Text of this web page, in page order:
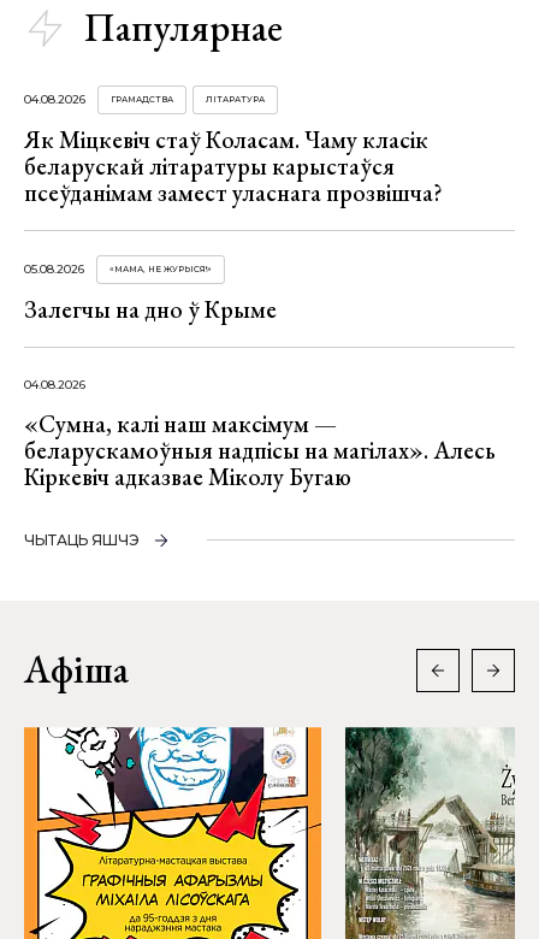
Папулярнае
04.08.2026 ГРАМАДСТВА ЛІТАРАТУРА
Як Міцкевіч стаў Коласам. Чаму класік
беларускай літаратуры карыстаўся
псеўданімам замест уласнага прозвішча?
05.08.2026 «МАМА, НЕ ЖУРЫСЯ!»
Залегчы на дно ў Крыме
04.08.2026
«Сумна, калі наш максімум —
беларускамоўныя надпісы на магілах». Алесь
Кіркевіч адказвае Міколу Бугаю
ЧЫТАЦЬ ЯШЧЭ
Афіша